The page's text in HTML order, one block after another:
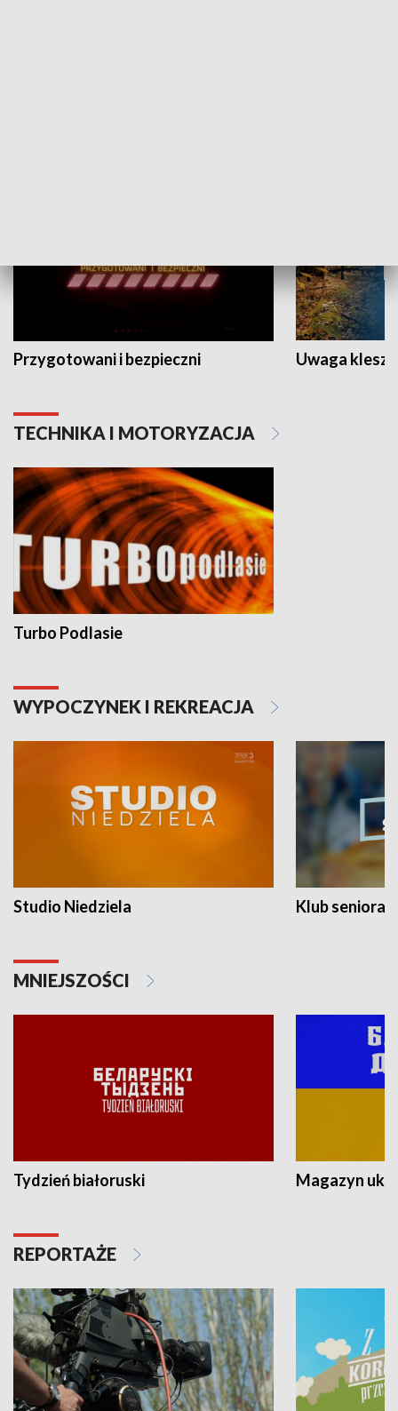
Przygotowani i bezpieczni Uwaga
TECHNIKA I MOTORYZACJA
Turbo Podlasie
WYPOCZYNEK I REKREACJA
Studio Niedziela Klub seniora
MNIEJSZOŚCI
Tydzień białoruski Magazyn
REPORTAŻE